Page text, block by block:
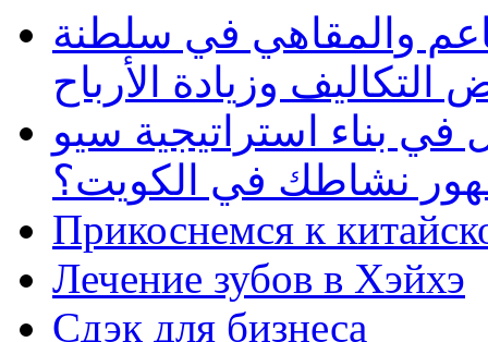
والمقاهي في سلطنة
وزيادة الأرباح
بناء استراتيجية سيو
نشاطك في الكويت؟
Прикоснемся к
Лечение зубов в Хэйхэ
Сдэк для бизнеса